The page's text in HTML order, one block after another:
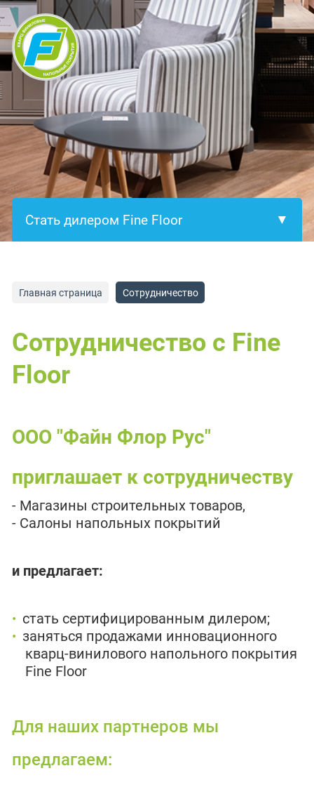
Главная страница Сотрудничество
Сотрудничество с Fine
Floor
ООО "Файн Флор Рус"
приглашает к сотрудничеству
- Магазины строительных товаров,
- Cалоны напольных покрытий
и предлагает:
стать сертифицированным дилером;
заняться продажами инновационного
кварц-винилового напольного покрытия
Fine Floor
Для наших партнеров мы
предлагаем:
×